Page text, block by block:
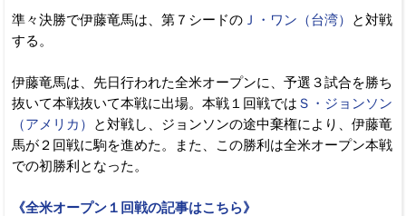
準々決勝で伊藤竜馬は、第７シードの Ｊ・ワン（台湾）
と対戦
する。
伊藤竜馬は、先日行われた全米オープンに、予選３試合を勝ち
抜いて本戦抜いて本戦に出場。本戦１回戦では Ｓ・ジョンソン
（アメリカ）
と対戦し、ジョンソンの途中棄権により、伊藤竜
馬が２回戦に駒を進めた。また、この勝利は全米オープン本戦
での初勝利となった。
《全米オープン１回戦の記事はこちら》